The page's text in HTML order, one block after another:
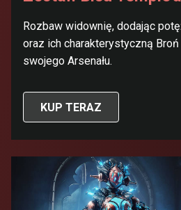
Rozbaw widownię, dodając
oraz ich charakterystyczną
swojego Arsenału.
KUP TERAZ